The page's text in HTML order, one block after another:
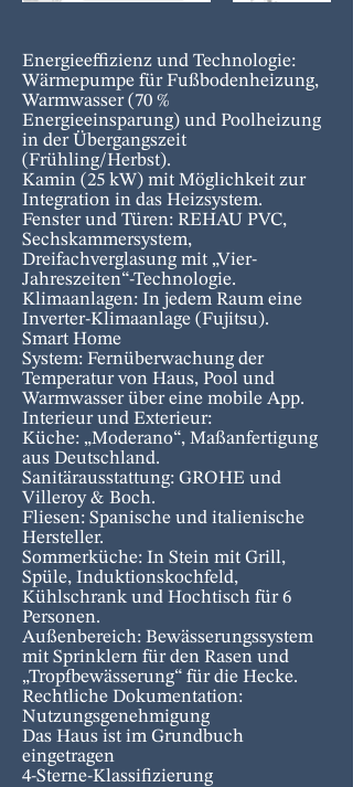
Energieeffizienz und Technologie:
Wärmepumpe für Fußbodenheizung,
Warmwasser (70 %
Energieeinsparung) und Poolheizung
in der Übergangszeit
(Frühling/Herbst).
Kamin (25 kW) mit Möglichkeit zur
Integration in das Heizsystem.
Fenster und Türen: REHAU PVC,
Sechskammersystem,
Dreifachverglasung mit „Vier-
Jahreszeiten“-Technologie.
Klimaanlagen: In jedem Raum eine
Inverter-Klimaanlage (Fujitsu).
Smart Home
System: Fernüberwachung der
Temperatur von Haus, Pool und
Warmwasser über eine mobile App.
Interieur und Exterieur:
Küche: „Moderano“, Maßanfertigung
aus Deutschland.
Sanitärausstattung: GROHE und
Villeroy & Boch.
Fliesen: Spanische und italienische
Hersteller.
Sommerküche: In Stein mit Grill,
Spüle, Induktionskochfeld,
Kühlschrank und Hochtisch für 6
Personen.
Außenbereich: Bewässerungssystem
mit Sprinklern für den Rasen und
„Tropfbewässerung“ für die Hecke.
Rechtliche Dokumentation:
Nutzungsgenehmigung
Das Haus ist im Grundbuch
eingetragen
4-Sterne-Klassifizierung